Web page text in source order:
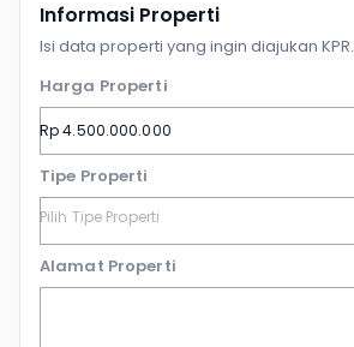
Informasi Properti
Isi data properti yang ingin diajukan KPR.
Harga Properti
Tipe Properti
Alamat Properti